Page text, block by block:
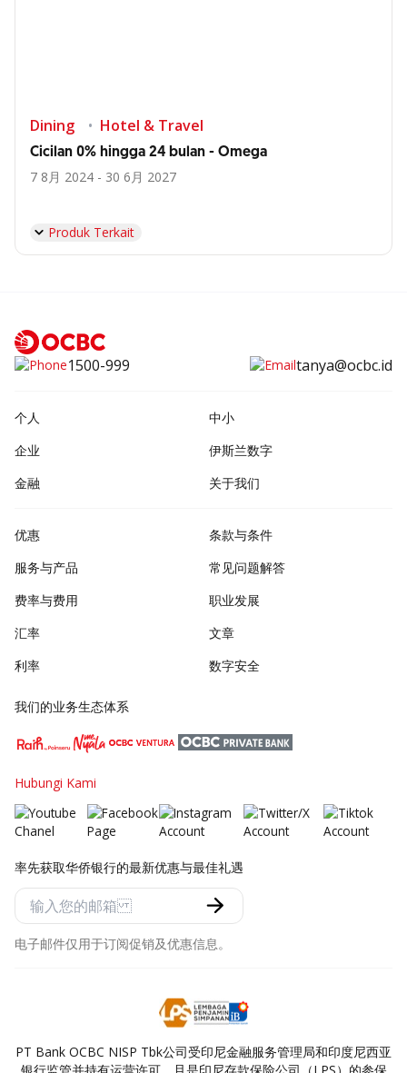
Dining Hotel & Travel
Cicilan 0% hingga 24 bulan - Omega
7 8月 2024 - 30 6月 2027
Produk Terkait
1500-999 tanya@ocbc.id
个人
中小
企业
伊斯兰数字
金融
关于我们
优惠
服务与产品
费率与费用
汇率
利率
条款与条件
常见问题解答
职业发展
文章
数字安全
我们的业务生态体系
Hubungi Kami
率先获取华侨银行的最新优惠与最佳礼遇
电子邮件仅用于订阅促销及优惠信息。
PT Bank OCBC NISP Tbk公司受印尼金融服务管理局和印度尼西亚
银行监管并持有运营许可，且是印尼存款保险公司（LPS）的参保